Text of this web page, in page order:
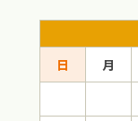
日 月